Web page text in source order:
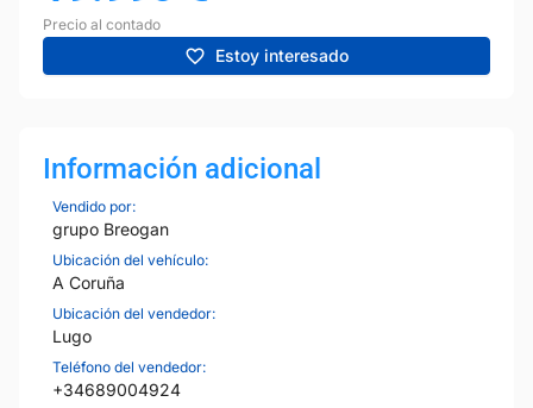
Precio al contado
Estoy interesado
Información adicional
Vendido por:
grupo Breogan
Ubicación del vehículo:
A Coruña
Ubicación del vendedor:
Lugo
Teléfono del vendedor:
+34689004924